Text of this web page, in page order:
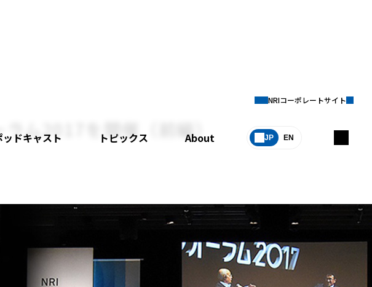
ッドキャスト トピックス About JP EN
NRIコーポレートサイト
ラム2017を開催（前編）